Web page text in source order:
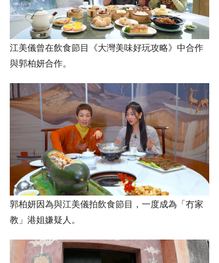
江美儀曾在飲食節目《大灣美味好玩攻略》中合作
與郭柏妍合作。
郭柏妍因為與江美儀拍飲食節目，一度成為「冇家
教」港姐嫌疑人。